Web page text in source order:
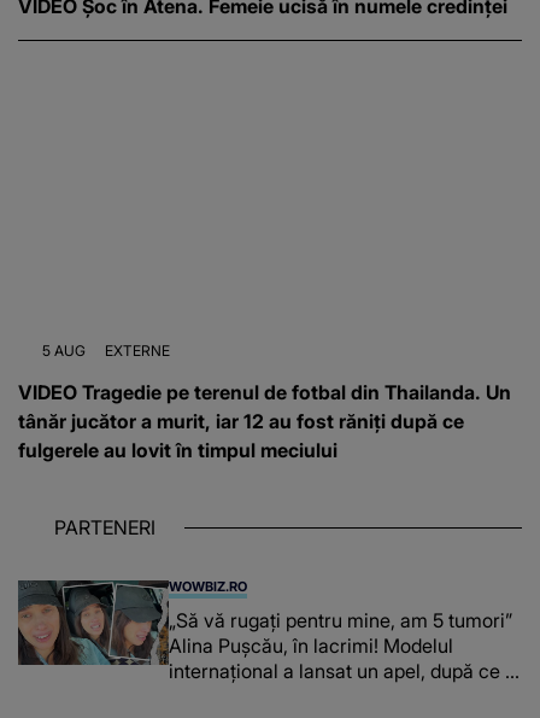
VIDEO Șoc în Atena. Femeie ucisă în numele credinței
5 AUG EXTERNE
VIDEO Tragedie pe terenul de fotbal din Thailanda. Un
tânăr jucător a murit, iar 12 au fost răniți după ce
fulgerele au lovit în timpul meciului
PARTENERI
WOWBIZ.RO
„Să vă rugați pentru mine, am 5 tumori”
Alina Pușcău, în lacrimi! Modelul
internațional a lansat un apel, după ce a